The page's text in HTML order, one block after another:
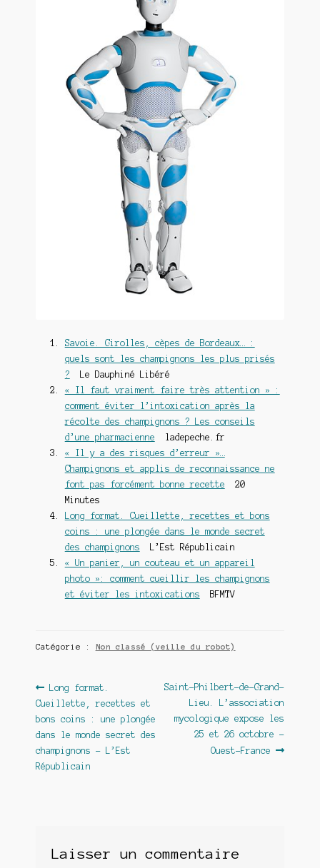
Savoie. Girolles, cèpes de Bordeaux… :
quels sont les champignons les plus prisés
? Le Dauphiné Libéré
« Il faut vraiment faire très attention » :
comment éviter l’intoxication après la
récolte des champignons ? Les conseils
d’une pharmacienne ladepeche.fr
« Il y a des risques d’erreur »…
Champignons et applis de reconnaissance ne
font pas forcément bonne recette 20
Minutes
Long format. Cueillette, recettes et bons
coins : une plongée dans le monde secret
des champignons L’Est Républicain
« Un panier, un couteau et un appareil
photo »: comment cueillir les champignons
et éviter les intoxications BFMTV
Catégorie : Non classé (veille du robot)
Navigation
de
l’article
Article
précédent :
Long format.
Cueillette, recettes et
bons coins : une plongée
dans le monde secret des
champignons – L’Est
Républicain
Article
suivant :
Saint-Philbert-de-Grand-
Lieu. L’association
mycologique expose les
25 et 26 octobre –
Ouest-France
Laisser un commentaire